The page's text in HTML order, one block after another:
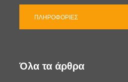
ΠΛΗΡΟΦΟΡΊΕΣ
Όλα τα άρθρα